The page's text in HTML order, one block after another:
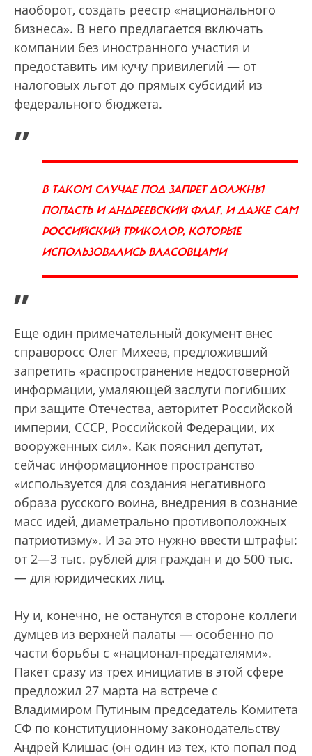
наоборот, создать реестр «национального
бизнеса». В него предлагается включать
компании без иностранного участия и
предоставить им кучу привилегий — от
налоговых льгот до прямых субсидий из
федерального бюджета.
„
В ТАКОМ СЛУЧАЕ ПОД ЗАПРЕТ ДОЛЖНЫ
ПОПАСТЬ И АНДРЕЕВСКИЙ ФЛАГ, И ДАЖЕ САМ
РОССИЙСКИЙ ТРИКОЛОР, КОТОРЫЕ
ИСПОЛЬЗОВАЛИСЬ ВЛАСОВЦАМИ
”
Еще один примечательный документ внес
справоросс Олег Михеев, предложивший
запретить «распространение недостоверной
информации, умаляющей заслуги погибших
при защите Отечества, авторитет Российской
империи, СССР, Российской Федерации, их
вооруженных сил». Как пояснил депутат,
сейчас информационное пространство
«используется для создания негативного
образа русского воина, внедрения в сознание
масс идей, диаметрально противоположных
патриотизму». И за это нужно ввести штрафы:
от 2—3 тыс. рублей для граждан и до 500 тыс.
— для юридических лиц.
Ну и, конечно, не останутся в стороне коллеги
думцев из верхней палаты — особенно по
части борьбы с «национал-предателями».
Пакет сразу из трех инициатив в этой сфере
предложил 27 марта на встрече с
Владимиром Путиным председатель Комитета
СФ по конституционному законодательству
Андрей Клишас (он один из тех, кто попал под